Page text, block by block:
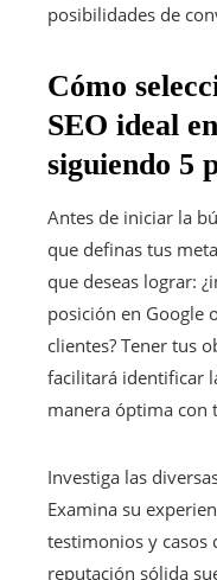
posibilidades de
Cómo
SEO ideal
siguiendo 5
Antes de iniciar la
que definas tus
que deseas lograr:
posición en Google
clientes? Tener tus
facilitará identificar
manera óptima con
Investiga las
Examina su
testimonios y casos
reputación sólida